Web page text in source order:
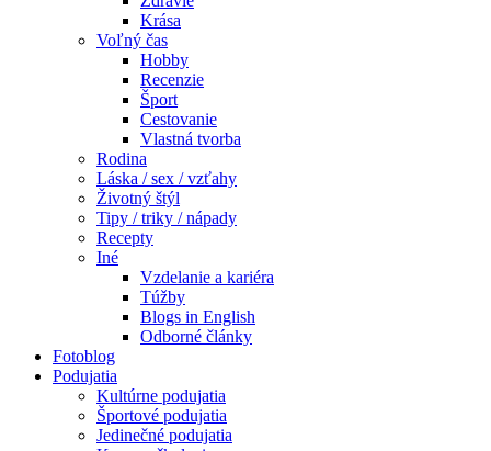
Krása
Voľný čas
Hobby
Recenzie
Šport
Cestovanie
Vlastná tvorba
Rodina
Láska / sex / vzťahy
Životný štýl
Tipy / triky / nápady
Recepty
Iné
Vzdelanie a kariéra
Túžby
Blogs in English
Odborné články
Fotoblog
Podujatia
Kultúrne podujatia
Športové podujatia
Jedinečné podujatia